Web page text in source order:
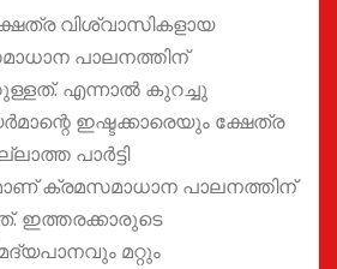
വിശ്വാസികളായ
പാലനത്തിന്
എന്നാൽ കുറച്ചു
ഇഷ്ടക്കാരെയും ക്ഷേത്ര
പാർട്ടി
ക്രമസമാധാന പാലനത്തിന്
ഇത്തരക്കാരുടെ
മറ്റും